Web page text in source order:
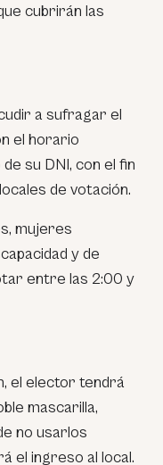
cubrirán las
a sufragar el
el horario
su DNI, con el fin
de votación.
mujeres
y de
entre las 2:00 y
el elector tendrá
mascarilla,
no usarlos
el ingreso al local.